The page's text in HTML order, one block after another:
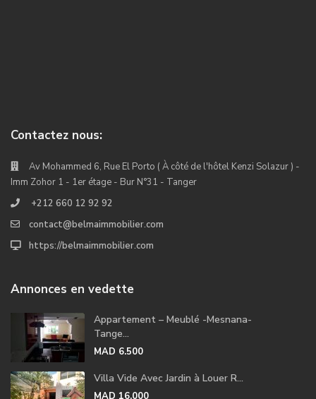
Contactez nous:
Av Mohammed 6, Rue El Porto ( À côté de l'hôtel Kenzi Solazur ) -
Imm Zohor 1 - 1er étage - Bur N°31 - Tanger
+212 660 12 92 92
contact@belmaimmobilier.com
https://belmaimmobilier.com
Annonces en vedette
Appartement – Meublé -Mesnana-
Tange...
MAD 6.500
Villa Vide Avec Jardin à Louer R...
MAD 16.000